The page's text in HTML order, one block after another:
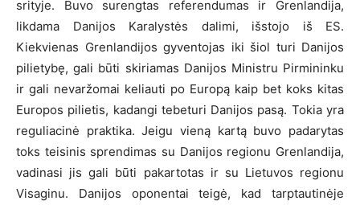
srityje. Buvo surengtas referendumas ir Grenlandija,
likdama Danijos Karalystės dalimi, išstojo iš ES.
Kiekvienas Grenlandijos gyventojas iki šiol turi Danijos
pilietybę, gali būti skiriamas Danijos Ministru Pirmininku
ir gali nevaržomai keliauti po Europą kaip bet koks kitas
Europos pilietis, kadangi tebeturi Danijos pasą. Tokia yra
reguliacinė praktika. Jeigu vieną kartą buvo padarytas
toks teisinis sprendimas su Danijos regionu Grenlandija,
vadinasi jis gali būti pakartotas ir su Lietuvos regionu
Visaginu. Danijos oponentai teigė, kad tarptautinėje